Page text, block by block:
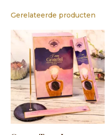
Gerelateerde producten